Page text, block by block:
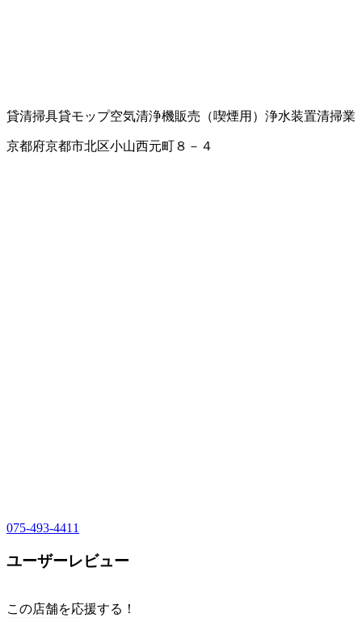
貸清掃具貸モップ空気清浄機販売（喫煙用） 浄水装置清掃業
京都府京都市北区小山西元町８－４
075-493-4411
ユーザーレビュー
この店舗を応援する！